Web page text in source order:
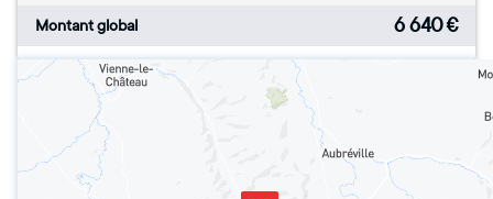
Montant global 6 640€